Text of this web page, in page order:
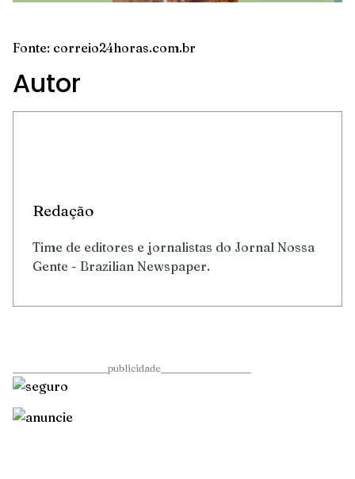
Fonte: correio24horas.com.br
Autor
Redação
Time de editores e jornalistas do Jornal Nossa
Gente - Brazilian Newspaper.
____________________publicidade___________________